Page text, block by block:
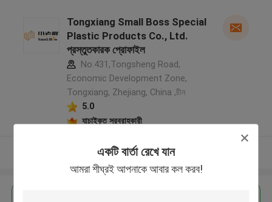
একটি বার্তা রেখে যান
আমরা শীঘ্রই আপনাকে আবার কল করব!
Tongxiang Small Boss Special
Plastic Products Co., Ltd.
প্রস্তুতকারক প্রোফাইল
No.431,Tongsheng Road,
Economic Development Zone,
Tongxiang, Zhejiang, China ,চীন
5.0
যাচাইকৃত সরবরাহকারী
আরো দেখুন